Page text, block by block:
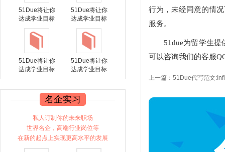
51Due将让你
达成学业目标
51Due将让你
达成学业目标
51Due将让你
达成学业目标
51Due将让你
达成学业目标
名企实习
私人订制你的未来职场
世界名企，高端行业岗位等
在新的起点上实现更高水平的发展
行为，未经同意的情
服务。
51due为留学生
可以咨询我们的客服
上一篇：51Due代写范文